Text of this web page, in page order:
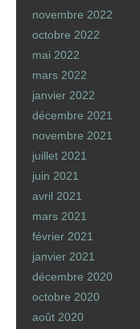
novembre 2022
octobre 2022
mai 2022
mars 2022
janvier 2022
décembre 2021
novembre 2021
juillet 2021
juin 2021
avril 2021
mars 2021
février 2021
janvier 2021
décembre 2020
octobre 2020
août 2020